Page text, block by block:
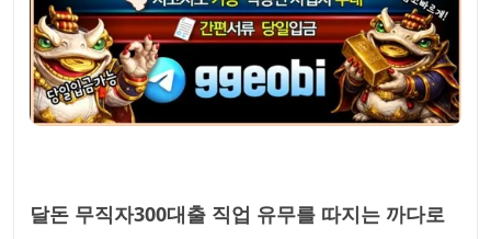
달돈 무직자300대출 직업 유무를 따지는 까다로